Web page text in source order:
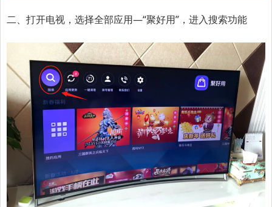
二、打开电视，选择全部应用—“聚好用”，进入搜索功能